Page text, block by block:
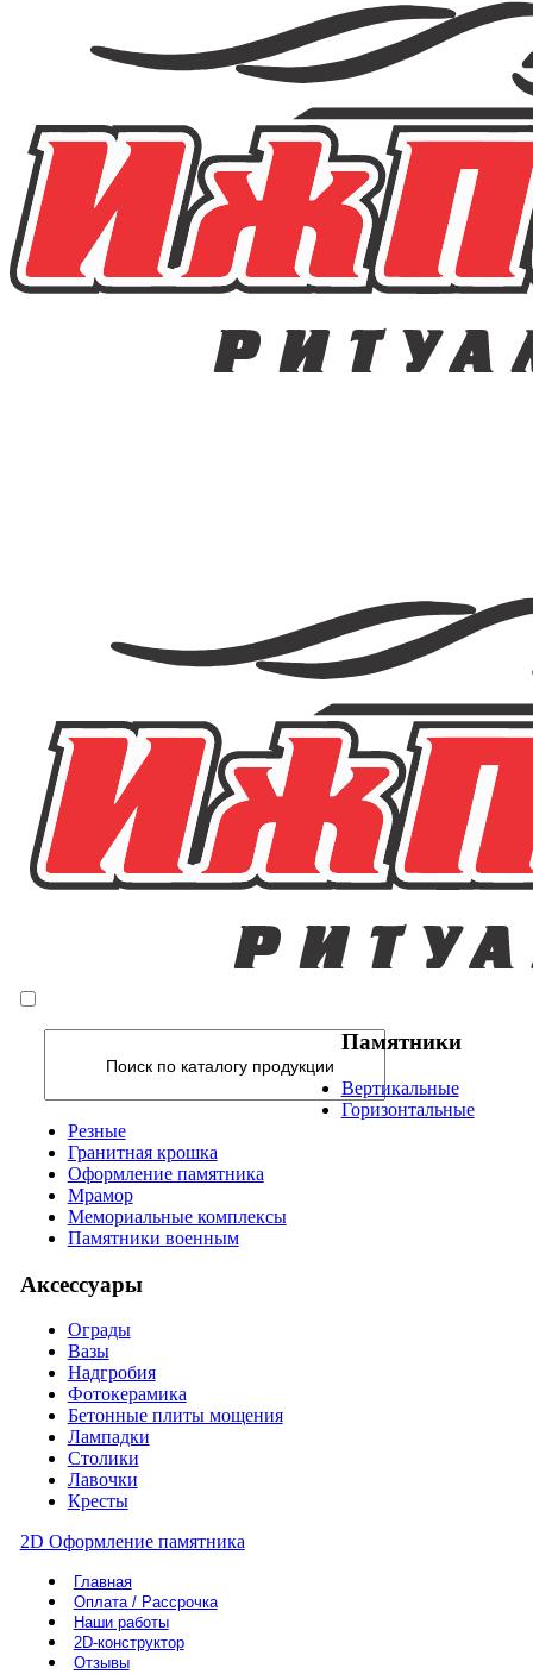
Памятники
Вертикальные
Горизонтальные
Резные
Гранитная крошка
Оформление памятника
Мрамор
Мемориальные комплексы
Памятники военным
Аксессуары
Ограды
Вазы
Надгробия
Фотокерамика
Бетонные плиты мощения
Лампадки
Столики
Лавочки
Кресты
2D Оформление памятника
Главная
Оплата / Рассрочка
Наши работы
2D-конструктор
Отзывы